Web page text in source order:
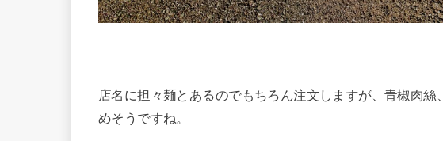
店名に担々麺とあるのでもちろん注文しますが、青椒肉
めそうですね。